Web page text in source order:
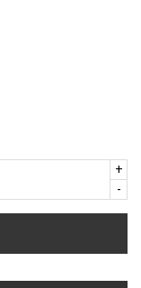
-
+